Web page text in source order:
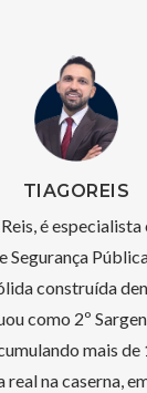
TIAGOREIS
é especialista
Segurança
construída
como 2º
mais de
real na caserna,